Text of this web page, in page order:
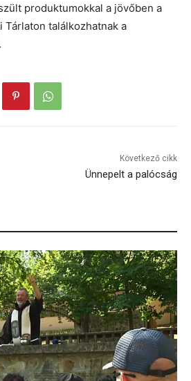
produktumokkal a jövőben a
Tárlaton találkozhatnak a
Következő cikk
Ünnepelt a palócság